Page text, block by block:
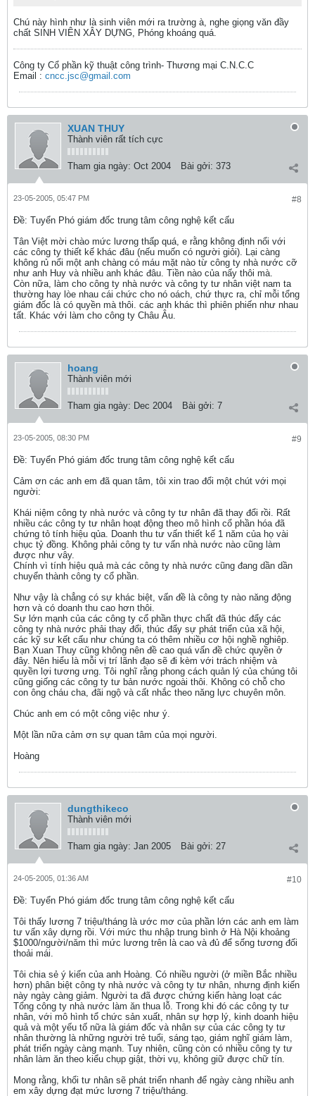
Chú này hình như là sinh viên mới ra trường à, nghe giọng văn đầy
chất SINH VIÊN XÂY DỰNG, Phóng khoáng quá.
Công ty Cổ phần kỹ thuật công trình- Thương mại C.N.C.C
Email : cncc.jsc@gmail.com
XUAN THUY
Thành viên rất tích cực
Tham gia ngày: Oct 2004 Bài gởi: 373
#8
23-05-2005, 05:47 PM
Ðề: Tuyển Phó giám đốc trung tâm công nghệ kết cấu
Tân Việt mời chào mức lương thấp quá, e rằng không định nổi với
các công ty thiết kế khác đâu (nếu muốn có người giỏi). Lại càng
không rủ nổi một anh chàng có máu mặt nào từ công ty nhà nước cỡ
như anh Huy và nhiều anh khác đâu. Tiền nào của nấy thôi mà.
Còn nữa, làm cho công ty nhà nước và công ty tư nhân việt nam ta
thường hay lòe nhau cái chức cho nó oách, chứ thực ra, chỉ mỗi tổng
giám đốc là có quyền mà thôi. các anh khác thì phiên phiến như nhau
tất. Khác với làm cho công ty Châu Âu.
hoang
Thành viên mới
Tham gia ngày: Dec 2004 Bài gởi: 7
#9
23-05-2005, 08:30 PM
Ðề: Tuyển Phó giám đốc trung tâm công nghệ kết cấu
Cảm ơn các anh em đã quan tâm, tôi xin trao đổi một chút với mọi
người:
Khái niệm công ty nhà nước và công ty tư nhân đã thay đổi rồi. Rất
nhiều các công ty tư nhân hoạt động theo mô hình cổ phần hóa đã
chứng tỏ tính hiệu qủa. Doanh thu tư vấn thiết kế 1 năm của họ vài
chục tỷ đồng. Không phải công ty tư vấn nhà nước nào cũng làm
được như vây.
Chính vì tính hiệu quả mà các công ty nhà nước cũng đang dần dần
chuyển thành công ty cổ phần.
Như vậy là chẳng có sự khác biệt, vấn đề là công ty nào năng động
hơn và có doanh thu cao hơn thôi.
Sự lớn mạnh của các công ty cổ phần thực chất đã thúc đẩy các
công ty nhà nước phải thay đổi, thúc đẩy sự phát triển của xã hội,
các kỹ sư kết cấu như chúng ta có thêm nhiều cơ hội nghề nghiêp.
Bạn Xuan Thuy cũng không nên đề cao quá vấn đề chức quyền ở
đây. Nên hiểu là mỗi vị trí lãnh đạo sẽ đi kèm với trách nhiệm và
quyền lợi tương ưng. Tôi nghĩ rằng phong cách quản lý của chúng tôi
cũng giống các công ty tư bản nước ngoài thôi. Không có chỗ cho
con ông cháu cha, đãi ngộ và cất nhắc theo năng lực chuyên môn.
Chúc anh em có một công việc như ý.
Một lần nữa cảm ơn sự quan tâm của mọi người.
Hoàng
dungthikeco
Thành viên mới
Tham gia ngày: Jan 2005 Bài gởi: 27
#10
24-05-2005, 01:36 AM
Ðề: Tuyển Phó giám đốc trung tâm công nghệ kết cấu
Tôi thấy lương 7 triệu/tháng là ước mơ của phần lớn các anh em làm
tư vấn xây dựng rồi. Với mức thu nhập trung bình ở Hà Nội khoảng
$1000/người/năm thì mức lương trên là cao và đủ để sống tương đối
thoải mái.
Tôi chia sẻ ý kiến của anh Hoàng. Có nhiều người (ở miền Bắc nhiều
hơn) phân biệt công ty nhà nước và công ty tư nhân, nhưng định kiến
này ngày càng giảm. Người ta đã được chứng kiến hàng loạt các
Tổng công ty nhà nước làm ăn thua lỗ. Trong khi đó các công ty tư
nhân, với mô hình tổ chức sản xuất, nhân sự hợp lý, kinh doanh hiệu
quả và một yếu tố nữa là giám đốc và nhân sự của các công ty tư
nhân thường là những người trẻ tuổi, sáng tạo, giám nghĩ giám làm,
phát triển ngày càng mạnh. Tuy nhiên, cũng còn có nhiều công ty tư
nhân làm ăn theo kiểu chụp giật, thời vụ, không giữ được chữ tín.
Mong rằng, khổi tư nhân sẽ phát triển nhanh để ngày càng nhiều anh
em xây dựng đạt mức lương 7 triệu/tháng.